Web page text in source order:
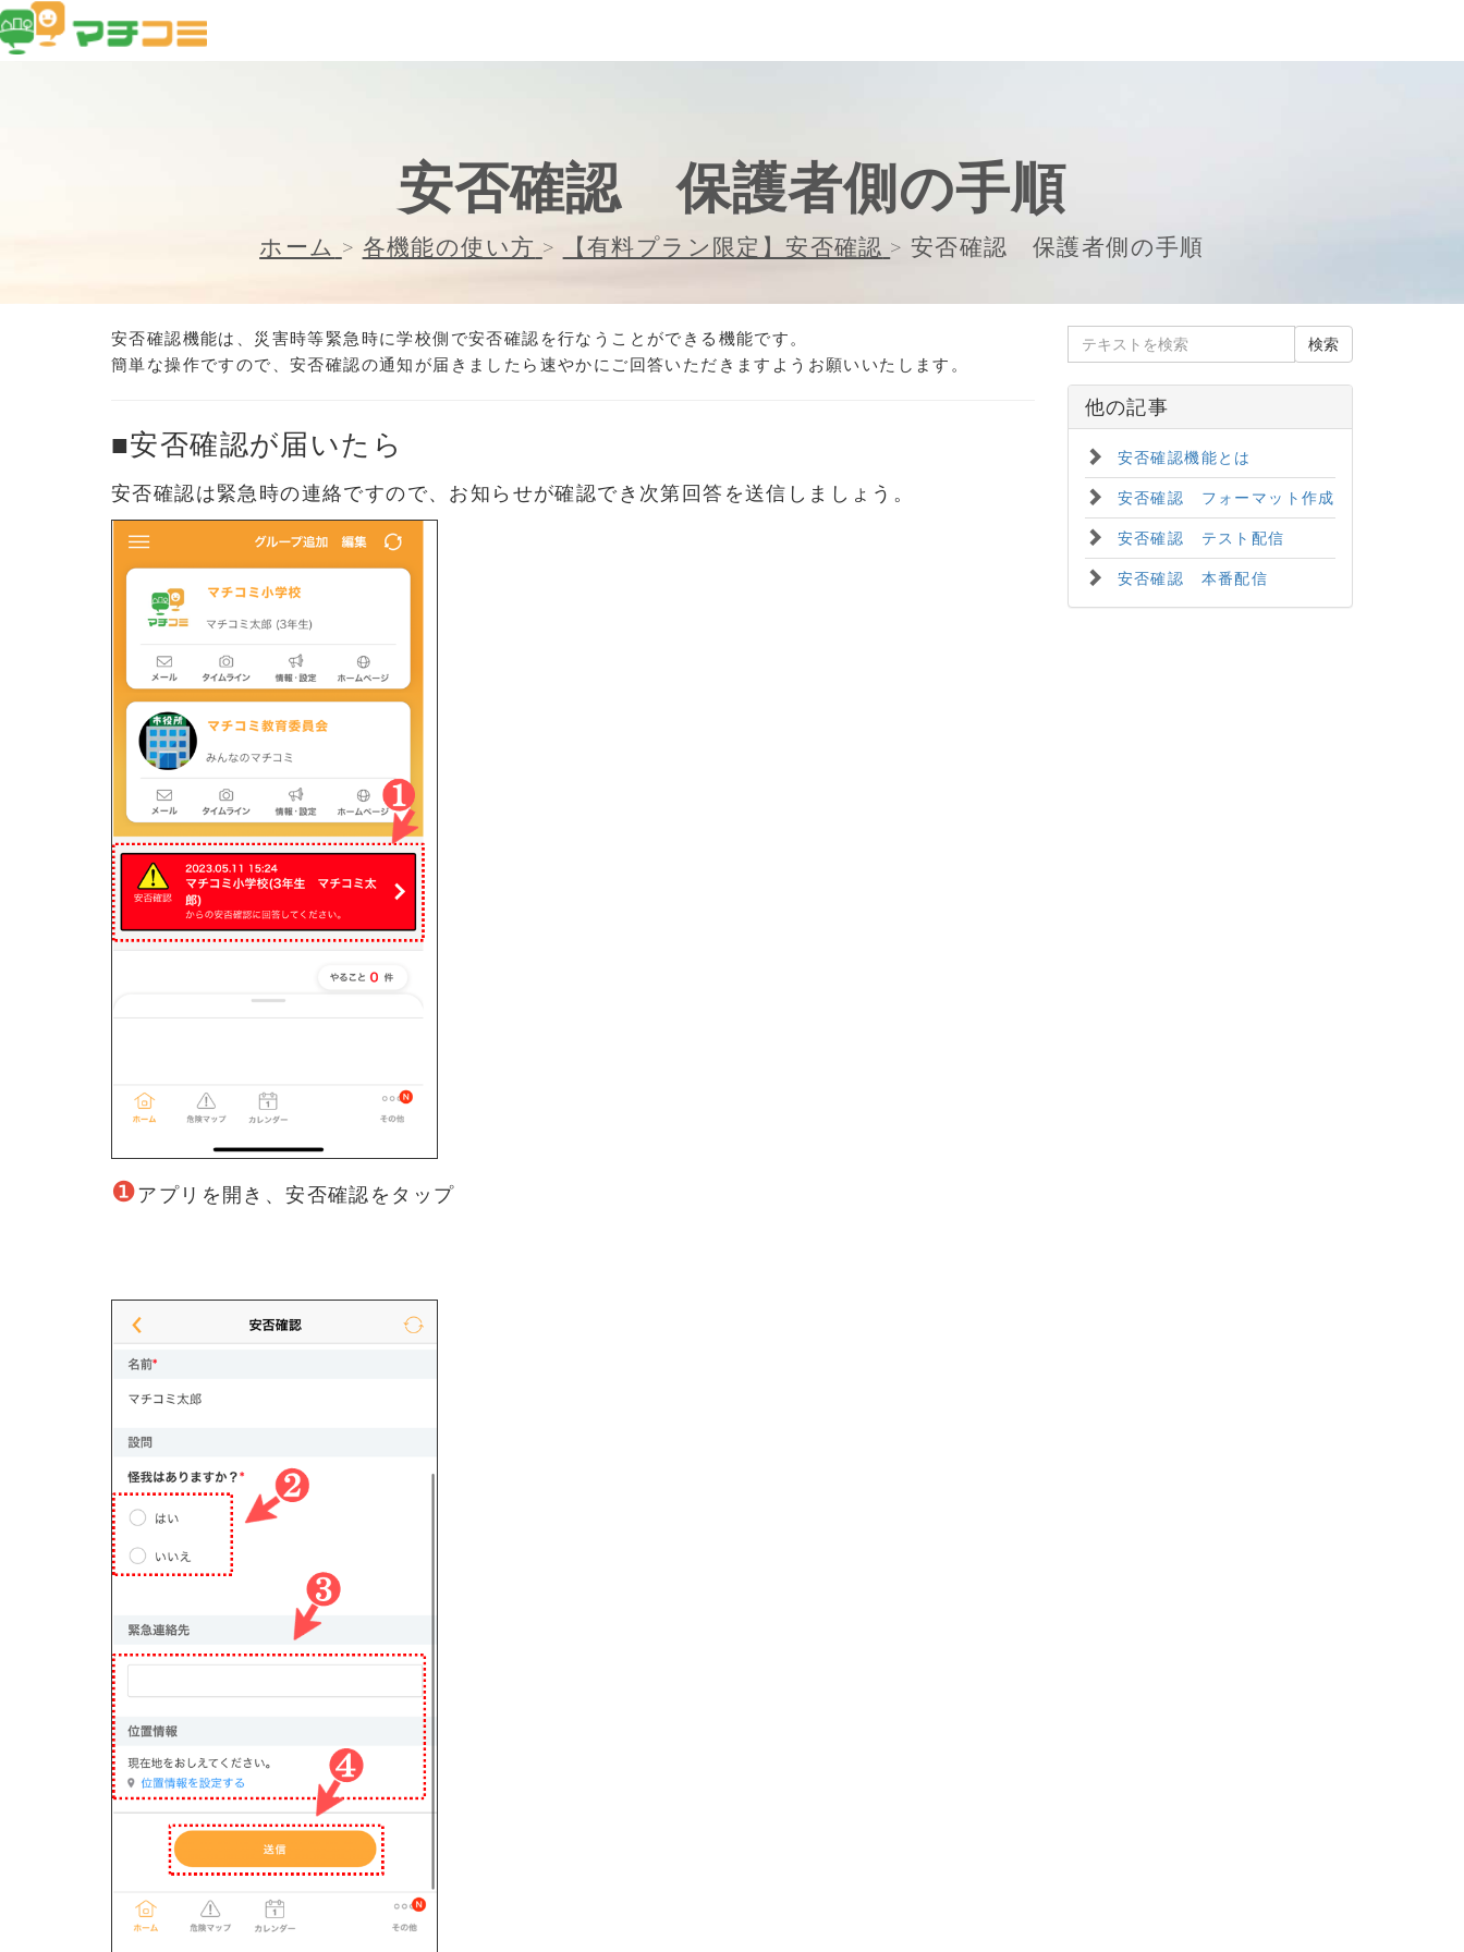
安否確認 保護者側の手順
ホーム > 各機能の使い方 > 【有料プラン限定】安否確認 > 安否確認 保護者側の手順
安否確認機能は、災害時等緊急時に学校側で安否確認を行なうことができる機能です。
簡単な操作ですので、安否確認の通知が届きましたら速やかにご回答いただきますようお願いいたします。
■安否確認が届いたら
安否確認は緊急時の連絡ですので、お知らせが確認でき次第回答を送信しましょう。
❶アプリを開き、安否確認をタップ
他の記事
安否確認機能とは
安否確認 フォーマット作成
安否確認 テスト配信
安否確認 本番配信